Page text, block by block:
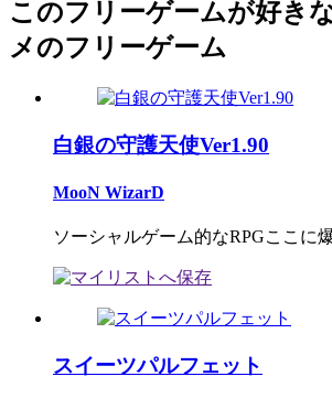
このフリーゲームが好き
メのフリーゲーム
白銀の守護天使Ver1.90
MooN WizarD
ソーシャルゲーム的なRPGここに
スイーツパルフェット